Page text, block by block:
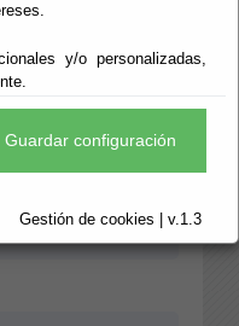
y/o personalizadas,
Guardar configuración
Gestión de cookies | v.1.3